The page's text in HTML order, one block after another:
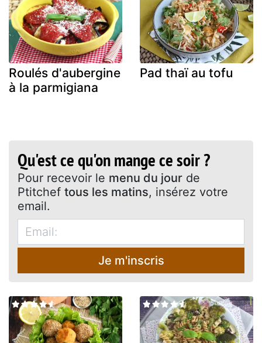
Roulés d'aubergine
à la parmigiana
Pad thaï au tofu
Qu'est ce qu'on mange ce soir ?
Pour recevoir le menu du jour de
Ptitchef tous les matins, insérez votre
email.
Je m'inscris